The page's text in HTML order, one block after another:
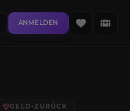
ANMELDEN
GELD-ZURÜCK